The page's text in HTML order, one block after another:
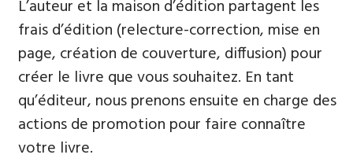
L’auteur et la maison d’édition partagent les
frais d’édition (relecture-correction, mise en
page, création de couverture, diffusion) pour
créer le livre que vous souhaitez. En tant
qu’éditeur, nous prenons ensuite en charge des
actions de promotion pour faire connaître
votre livre.